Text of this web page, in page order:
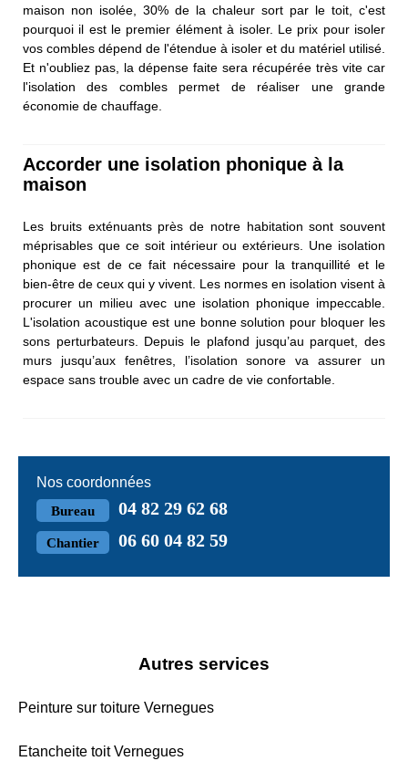
maison non isolée, 30% de la chaleur sort par le toit, c'est
pourquoi il est le premier élément à isoler. Le prix pour isoler
vos combles dépend de l'étendue à isoler et du matériel utilisé.
Et n'oubliez pas, la dépense faite sera récupérée très vite car
l'isolation des combles permet de réaliser une grande
économie de chauffage.
Accorder une isolation phonique à la
maison
Les bruits exténuants près de notre habitation sont souvent
méprisables que ce soit intérieur ou extérieurs. Une isolation
phonique est de ce fait nécessaire pour la tranquillité et le
bien-être de ceux qui y vivent. Les normes en isolation visent à
procurer un milieu avec une isolation phonique impeccable.
L'isolation acoustique est une bonne solution pour bloquer les
sons perturbateurs. Depuis le plafond jusqu’au parquet, des
murs jusqu’aux fenêtres, l’isolation sonore va assurer un
espace sans trouble avec un cadre de vie confortable.
Nos coordonnées
Bureau 04 82 29 62 68
Chantier 06 60 04 82 59
Autres services
Peinture sur toiture Vernegues
Etancheite toit Vernegues